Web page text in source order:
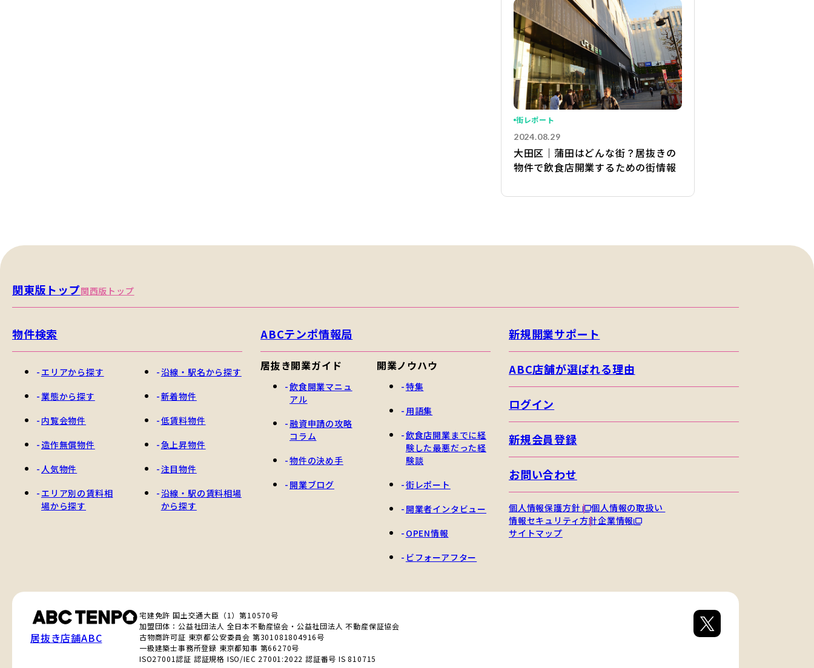
街レポート
2024.08.29
大田区｜蒲田はどんな街？居抜きの
物件で飲食店開業するための街情報
関東版トップ関西版トップ
物件検索
エリアから探す
業態から探す
内覧会物件
造作無償物件
人気物件
エリア別の賃料相
場から探す
沿線・駅名から探す
新着物件
低賃料物件
急上昇物件
注目物件
沿線・駅の賃料相場
から探す
ABCテンポ情報局
居抜き開業ガイド
飲食開業マニュ
アル
融資申請の攻略
コラム
物件の決め手
開業ブログ
開業ノウハウ
特集
用語集
飲食店開業までに経
験した最悪だった経
験談
街レポート
開業者インタビュー
OPEN情報
ビフォーアフター
新規開業サポート
ABC店舗が選ばれる理由
ログイン
新規会員登録
お問い合わせ
個人情報保護方針
個人情報の取扱い
情報セキュリティ方針企業情報
サイトマップ
居抜き店舗ABC
宅建免許 国土交通大臣（1）第10570号
加盟団体：公益社団法人 全日本不動産協会・公益社団法人 不動産保証協会
古物商許可証 東京都公安委員会 第301081804916号
一級建築士事務所登録 東京都知事 第66270号
ISO27001認証 認証規格 ISO/IEC 27001:2022 認証番号 IS 810715